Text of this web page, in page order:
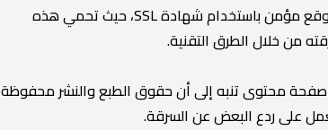
إذا كنت تقدم محتوى حصري على موقعك الإلكتروني، تأكد من أن الموقع مؤمن باستخدام شهادة SSL، حيث تحمي هذه
من خلال الطرق التقنية.
محتوى تنبه إلى أن حقوق الطبع والنشر محفوظة
على ردع البعض عن السرقة.